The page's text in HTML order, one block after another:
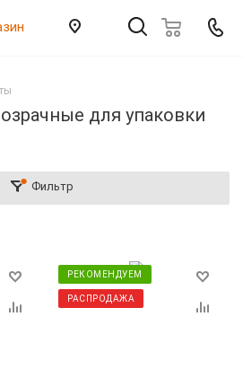
для упаковки
Фильтр
РЕКОМЕНДУЕМ
РАСПРОДАЖА